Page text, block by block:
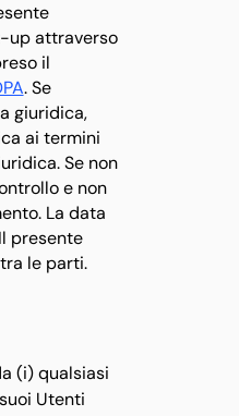
up attraverso
il
. Se
giuridica,
ai termini
Se non
e non
La data
presente
le parti.
(i) qualsiasi
Utenti